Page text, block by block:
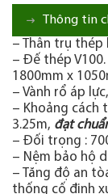
Thông tin
– Thân trụ thép
– Đế thép
1800mm x
– Vành rổ áp
– Khoảng cách
3.25m, đạt
– Đối trọng :
– Nệm bảo hộ
– Tăng độ an
thống cố định